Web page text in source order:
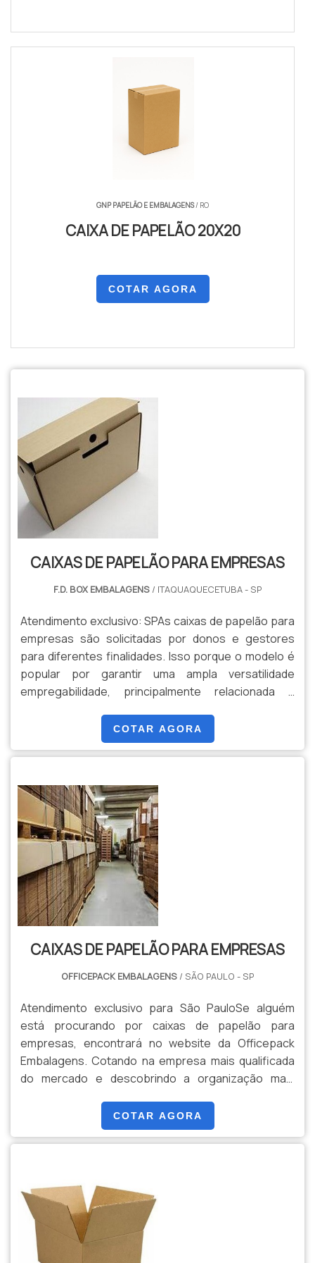
GNP PAPELÃO E EMBALAGENS/ RO
CAIXA DE PAPELÃO 20X20
COTAR AGORA
CAIXAS DE PAPELÃO PARA EMPRESAS
F.D. BOX EMBALAGENS / ITAQUAQUECETUBA - SP
Atendimento exclusivo: SPAs caixas de papelão para
empresas são solicitadas por donos e gestores
para diferentes finalidades. Isso porque o modelo é
popular por garantir uma ampla versatilidade
empregabilidade, principalmente relacionada a
diferentes tipos.A IMPORTÂNCIA DE ESCOLHER
BONS FORNECEDORESDevido a ampla gama de
aplicações do produto, é comum que ele seja
COTAR AGORA
CAIXAS DE PAPELÃO PARA EMPRESAS
OFFICEPACK EMBALAGENS / SÃO PAULO - SP
Atendimento exclusivo para São PauloSe alguém
está procurando por caixas de papelão para
empresas, encontrará no website da Officepack
Embalagens. Cotando na empresa mais qualificada
do mercado e descobrindo a organização mais
erros.INFORMAÇÕES SOBRE AS CAIXAS DE PAPELÃO
PARA EMPRESASQuem quer achar caixas de papelão
para empresas em uma empresa comprometida com
Especializada em caixas de papelão para e-
commerce e caixa de papelão com divisórias, a
companhia oferece o que há de melhor em
tecnologia ao cliente.Sem perder o foco em caixas
de papelão para empresas, deve-se ter a exatidão
COTAR AGORA